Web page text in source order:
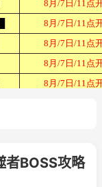
者BOSS攻略